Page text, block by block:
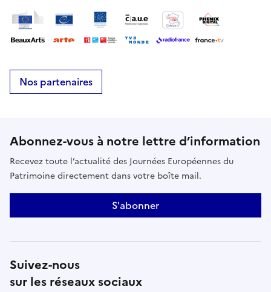
Nos partenaires
Abonnez-vous à notre lettre d’information
Recevez toute l’actualité des Journées Européennes du
Patrimoine directement dans votre boîte mail.
S'abonner
Suivez-nous
sur les réseaux sociaux